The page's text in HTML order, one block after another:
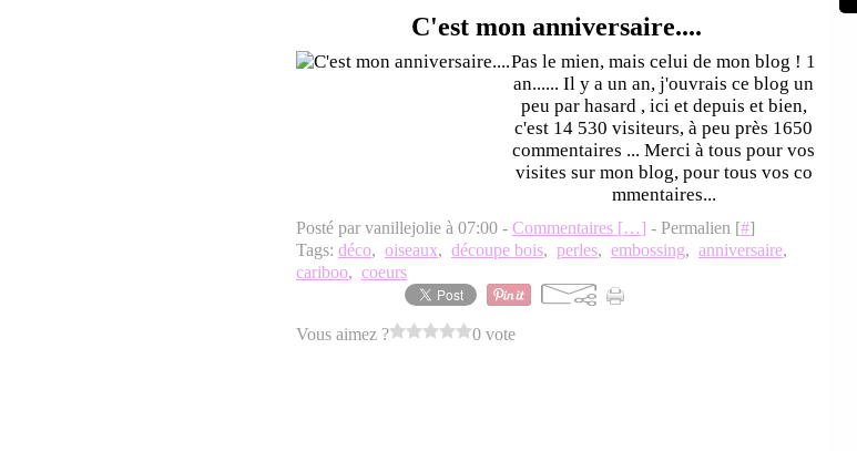
C'est mon anniversaire....
Pas le mien, mais celui de mon blog ! 1
an...... Il y a un an, j'ouvrais ce blog un
peu par hasard , ici et depuis et bien,
c'est 14 530 visiteurs, à peu près 1650
commentaires ... Merci à tous pour vos
visites sur mon blog, pour tous vos co
mmentaires...
Posté par vanillejolie à 07:00 - Commentaires […] - Permalien [#]
Tags: déco, oiseaux, découpe bois, perles, embossing, anniversaire,
cariboo, coeurs
Vous aimez ? 0 vote